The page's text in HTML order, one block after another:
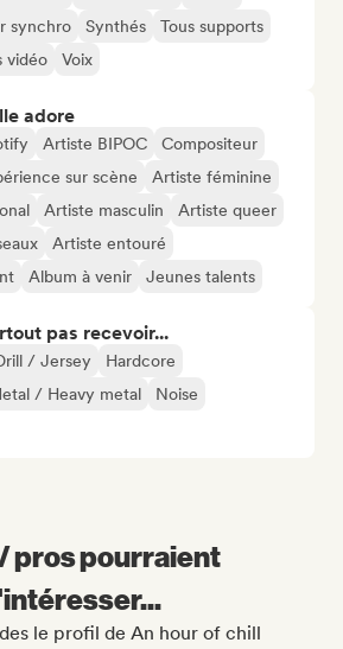
synchro Synthés
Tous supports
vidéo Voix
adore
Artiste BIPOC
Compositeur
sur scène
Artiste féminine
Artiste masculin
Artiste queer
Artiste entouré
Album à venir Jeunes talents
pas recevoir...
/ Jersey
Hardcore
/ Heavy metal
Noise
pros pourraient
le profil de An hour of chill